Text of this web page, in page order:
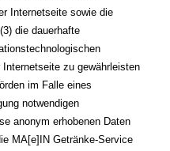
Internetseite sowie die
die dauerhafte
zu gewährleisten
im Falle eines
notwendigen
anonym erhobenen Daten
MA[e]IN Getränke-Service